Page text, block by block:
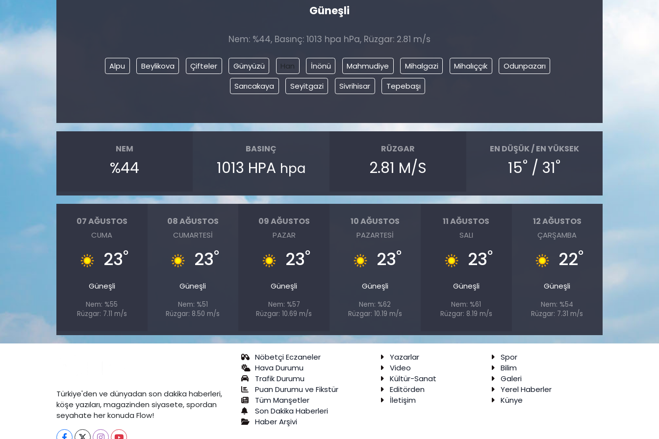
Güneşli
Nem: %44, Basınç: 1013 hpa hPa, Rüzgar: 2.81 m/s
Alpu Beylikova Çifteler Günyüzü Han İnönü Mahmudiye Mihalgazi Mihalıççık
Odunpazarı
Sarıcakaya
Seyitgazi Sivrihisar Tepebaşı
NEM
%44
BASINÇ
1013 HPA hpa
RÜZGAR
2.81 M/S
EN DÜŞÜK / EN YÜKSEK
15° / 31°
07 AĞUSTOS
CUMA
23°
Güneşli
Nem: %55
Rüzgar: 7.11 m/s
08 AĞUSTOS
CUMARTESI
23°
Güneşli
Nem: %51
Rüzgar: 8.50 m/s
09 AĞUSTOS
PAZAR
23°
Güneşli
Nem: %57
Rüzgar: 10.69 m/s
10 AĞUSTOS
PAZARTESI
23°
Güneşli
Nem: %62
Rüzgar: 10.19 m/s
11 AĞUSTOS
SALI
23°
Güneşli
Nem: %61
Rüzgar: 8.19 m/s
12 AĞUSTOS
ÇARŞAMBA
22°
Güneşli
Nem: %54
Rüzgar: 7.31 m/s
Türkiye'den ve dünyadan son dakika haberleri,
köşe yazıları, magazinden siyasete, spordan
seyahate her konuda Flow!
Nöbetçi Eczaneler
Hava Durumu
Trafik Durumu
Puan Durumu ve Fikstür
Tüm Manşetler
Son Dakika Haberleri
Haber Arşivi
Yazarlar
Spor
Video
Bilim
Kültür-Sanat
Galeri
Editörden
Yerel Haberler
İletişim
Künye